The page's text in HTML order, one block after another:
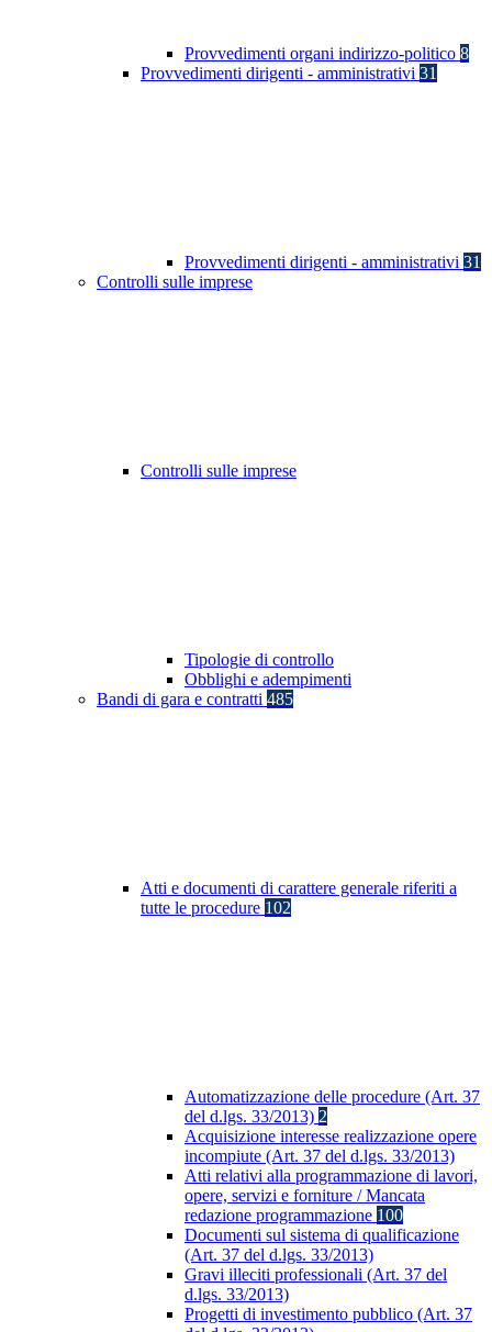
Provvedimenti organi indirizzo-politico 8
Provvedimenti dirigenti - amministrativi 31
Provvedimenti dirigenti - amministrativi 31
Controlli sulle imprese
Controlli sulle imprese
Tipologie di controllo
Obblighi e adempimenti
Bandi di gara e contratti 485
Atti e documenti di carattere generale riferiti a
tutte le procedure 102
Automatizzazione delle procedure (Art. 37
del d.lgs. 33/2013) 2
Acquisizione interesse realizzazione opere
incompiute (Art. 37 del d.lgs. 33/2013)
Atti relativi alla programmazione di lavori,
opere, servizi e forniture / Mancata
redazione programmazione 100
Documenti sul sistema di qualificazione
(Art. 37 del d.lgs. 33/2013)
Gravi illeciti professionali (Art. 37 del
d.lgs. 33/2013)
Progetti di investimento pubblico (Art. 37